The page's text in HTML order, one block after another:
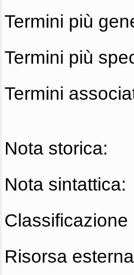
Termini più
Termini più
Termini
Nota storica:
Nota sintattica:
Classificazione
Risorsa